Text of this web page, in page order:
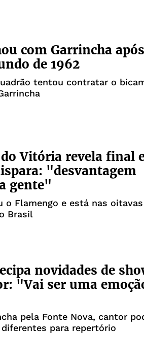
com Garrincha
de 1962
tentou contratar o
Vitória revela final
"desvantagem
gente"
o Flamengo e está nas
Brasil
novidades de
"Vai ser uma
pela Fonte Nova, cantor
para repertório